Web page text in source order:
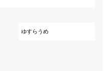
ゆすらうめ